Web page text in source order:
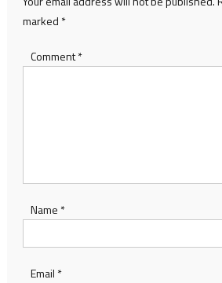
marked *
Comment*
Name *
Email *